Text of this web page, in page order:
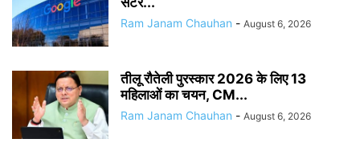
Ram Janam Chauhan - August 6, 2026
तीलू रौतेली पुरस्कार 2026 के लिए 13
महिलाओं का चयन, CM...
Ram Janam Chauhan - August 6, 2026